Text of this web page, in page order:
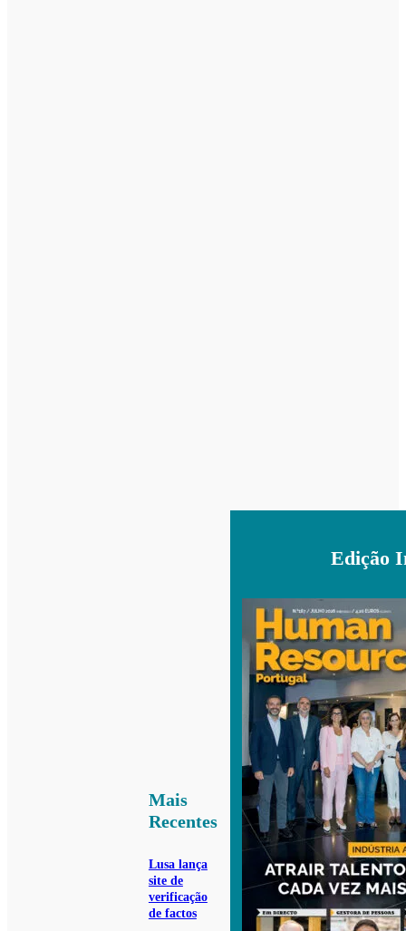
Mais
Recentes
Lusa lança
site de
verificação
de factos
Edição